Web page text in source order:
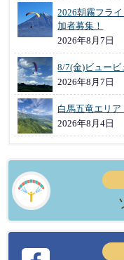
2026朝霧フラ
加者募集！
2026年8月7日
8/7(金)ビュービ
2026年8月7日
白馬五竜エリ
2026年8月4日